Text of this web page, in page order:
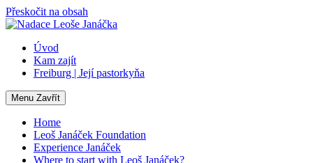
Přeskočit na obsah
Úvod
Kam zajít
Freiburg | Její pastorkyňa
Menu Zavřít
Home
Leoš Janáček Foundation
Experience Janáček
Where to start with Leoš Janáček?